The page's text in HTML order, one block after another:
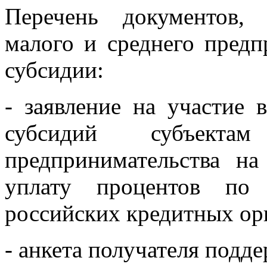
Перечень документов,
малого и среднего
субсидии:
- заявление на участие
субсидий
предпринимательства
уплату процентов
российских кредитных
- анкета получателя